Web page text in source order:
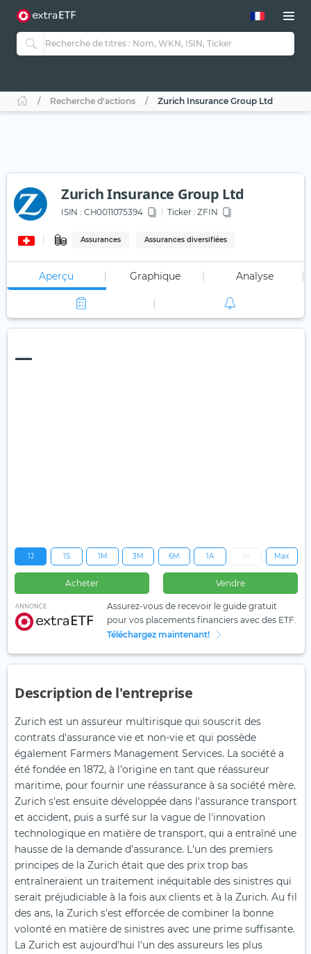
Recherche d'actions Zurich Insurance Group Ltd
Zurich Insurance Group Ltd
ISIN : CH0011075394 Ticker : ZFIN
Assurances Assurances diversifiées
Aperçu Graphique Analyse
—
1J 1S 1M 3M 6M 1A Max
Acheter Vendre
ANNONCE
Assurez-vous de recevoir le guide gratuit
pour vos placements financiers avec des ETF.
Téléchargez maintenant!
Description de l'entreprise
Zurich est un assureur multirisque qui souscrit des
contrats d'assurance vie et non-vie et qui possède
également Farmers Management Services. La société a
été fondée en 1872, à l'origine en tant que réassureur
maritime, pour fournir une réassurance à sa société mère.
Zurich s'est ensuite développée dans l'assurance transport
et accident, puis a surfé sur la vague de l'innovation
technologique en matière de transport, qui a entraîné une
hausse de la demande d'assurance. L'un des premiers
principes de la Zurich était que des prix trop bas
entraîneraient un traitement inéquitable des sinistres qui
serait préjudiciable à la fois aux clients et à la Zurich. Au fil
des ans, la Zurich s'est efforcée de combiner la bonne
volonté en matière de sinistres avec une prime suffisante.
La Zurich est aujourd'hui l'un des assureurs les plus